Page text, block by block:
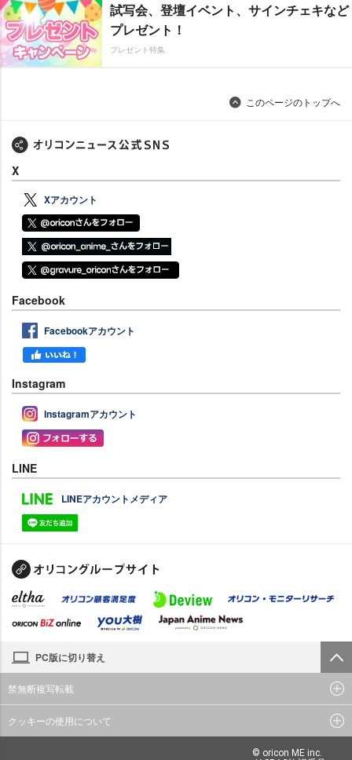
試写会、登壇イベント、サインチェキなど
プレゼント！
プレゼント特集
このページのトップへ
X
Xアカウント
Facebook
Facebookアカウント
Instagram
Instagramアカウント
LINE
LINEアカウントメディア
PC版に切り替え
禁無断複写転載
クッキーの使用について
© oricon ME inc.